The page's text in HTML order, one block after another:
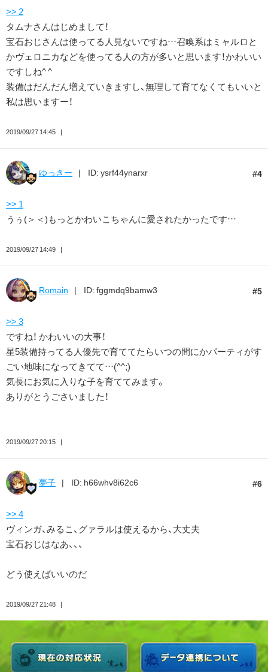
>> 2
タムナさんはじめまして！
宝石おじさんは使ってる人見ないですね…召喚系はミャルロと
かヴェロニカなどを使ってる人の方が多いと思います！かわいい
ですしね^ ^
装備はだんだん増えていきますし、無理して育てなくてもいいと
私は思いますー！
2019/09/27 14:45
4
ゆっきー ID: ysrf44ynarxr
>> 1
うぅ(＞＜)もっとかわいこちゃんに愛されたかったです…
2019/09/27 14:49
5
Romain ID: fggmdq9bamw3
>> 3
ですね！ かわいいの大事！
星5装備持ってる人優先で育ててたらいつの間にかパーティがす
ごい地味になってきてて…(^^;)
気長にお気に入りな子を育ててみます。
ありがとうごさいました！
2019/09/27 20:15
6
夢子 ID: h66whv8i62c6
>> 4
ヴィンガ、みるこ、グァラルは使えるから、大丈夫
宝石おじはなあ、、、
どう使えばいいのだ
2019/09/27 21:48